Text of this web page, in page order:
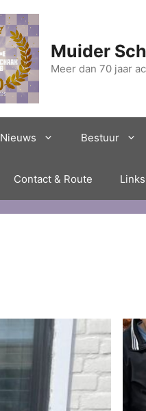
Muider
Meer dan 70 jaar
Nieuws Bestuur
Contact & Route Links